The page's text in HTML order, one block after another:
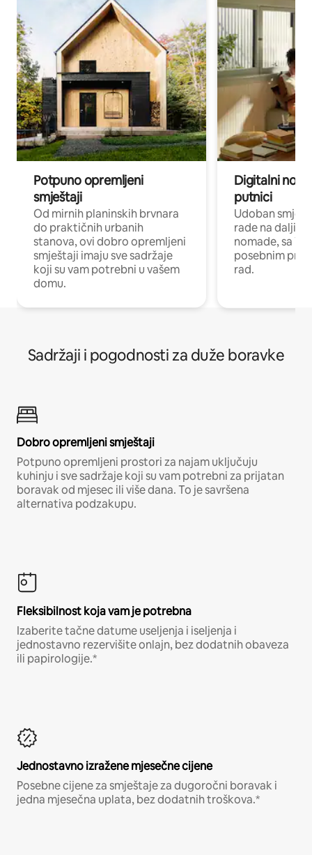
Potpuno opremljeni
smještaji
Od mirnih planinskih brvnara
do praktičnih urbanih
stanova, ovi dobro opremljeni
smještaji imaju sve sadržaje
koji su vam potrebni u vašem
domu.
Digitalni
putnici
Udoban
rade na
nomade, sa
posebnim
rad.
Sadržaji i pogodnosti za duže boravke
Dobro opremljeni smještaji
Potpuno opremljeni prostori za najam uključuju
kuhinju i sve sadržaje koji su vam potrebni za prijatan
boravak od mjesec ili više dana. To je savršena
alternativa podzakupu.
Fleksibilnost koja vam je potrebna
Izaberite tačne datume useljenja i iseljenja i
jednostavno rezervišite onlajn, bez dodatnih obaveza
ili papirologije.*
Jednostavno izražene mjesečne cijene
Posebne cijene za smještaje za dugoročni boravak i
jedna mjesečna uplata, bez dodatnih troškova.*